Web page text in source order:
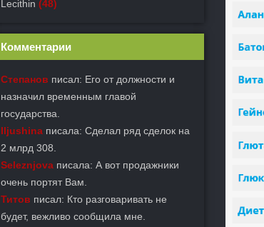
Lecithin (48)
Комментарии
Степанов писал: Его от должности и
назначил временным главой
государства.
Iljushina писала: Сделал ряд сделок на
2 млрд 308.
Seleznjova писала: А вот продажники
очень портят Вам.
Титов писал: Кто разговаривать не
будет, вежливо сообщила мне.